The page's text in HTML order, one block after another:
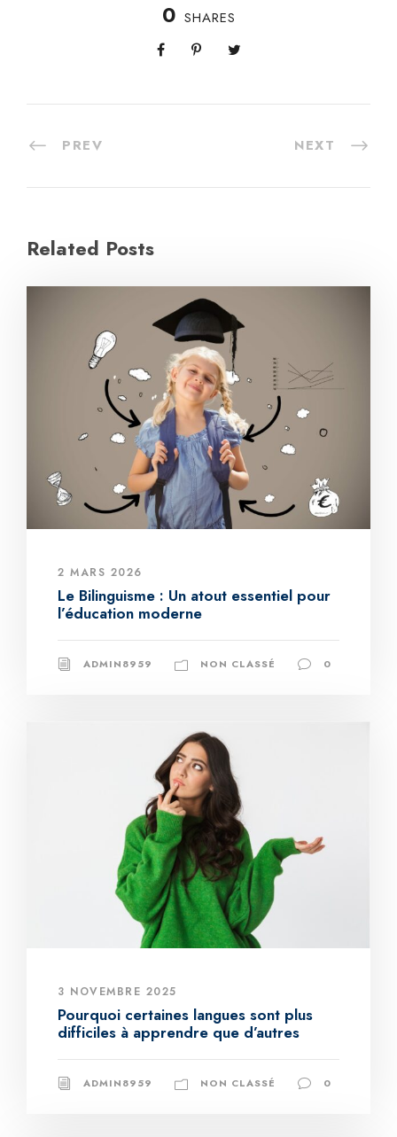
0 SHARES
PREV NEXT
Related Posts
2 MARS 2026
Le Bilinguisme : Un atout essentiel pour
l’éducation moderne
ADMIN8959 NON CLASSÉ 0
3 NOVEMBRE 2025
Pourquoi certaines langues sont plus
difficiles à apprendre que d’autres
ADMIN8959 NON CLASSÉ 0